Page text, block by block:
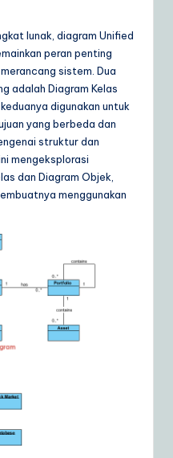
lunak, diagram Unified
peran penting
sistem. Dua
adalah Diagram Kelas
digunakan untuk
yang berbeda dan
struktur dan
mengeksplorasi
dan Diagram Objek,
menggunakan